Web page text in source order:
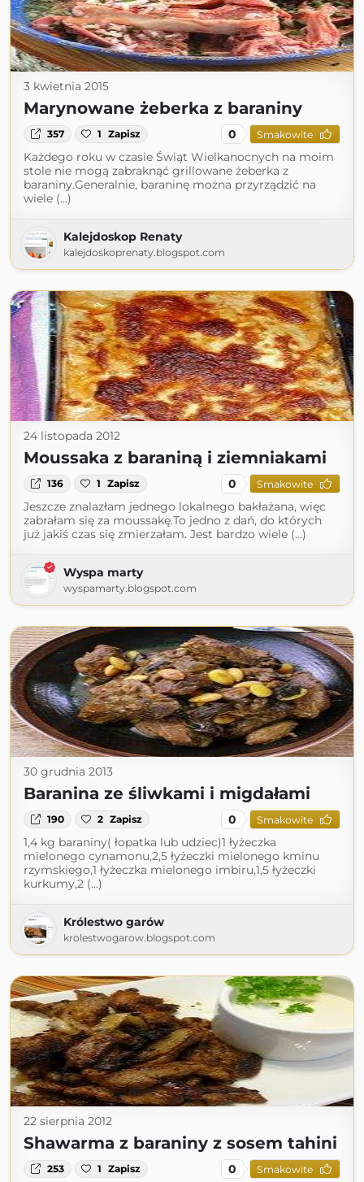
3 kwietnia 2015
Marynowane żeberka z baraniny
357 1 Zapisz 0 Smakowite
Każdego roku w czasie Świąt Wielkanocnych na moim
stole nie mogą zabraknąć grillowane żeberka z
baraniny.Generalnie, baraninę można przyrządzić na
wiele (...)
Kalejdoskop Renaty
kalejdoskoprenaty.blogspot.com
24 listopada 2012
Moussaka z baraniną i ziemniakami
136 1 Zapisz 0 Smakowite
Jeszcze znalazłam jednego lokalnego bakłażana, więc
zabrałam się za moussakę.To jedno z dań, do których
już jakiś czas się zmierzałam. Jest bardzo wiele (...)
Wyspa marty
wyspamarty.blogspot.com
30 grudnia 2013
Baranina ze śliwkami i migdałami
190 2 Zapisz 0 Smakowite
1,4 kg baraniny( łopatka lub udziec)1 łyżeczka
mielonego cynamonu,2,5 łyżeczki mielonego kminu
rzymskiego,1 łyżeczka mielonego imbiru,1,5 łyżeczki
kurkumy,2 (...)
Królestwo garów
krolestwogarow.blogspot.com
22 sierpnia 2012
Shawarma z baraniny z sosem tahini
253 1 Zapisz 0 Smakowite